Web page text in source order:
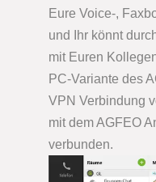
Eure Voice-,
und Ihr könnt
mit Euren
PC-Variante des
VPN Verbindung
mit dem AGFEO
verbunden.